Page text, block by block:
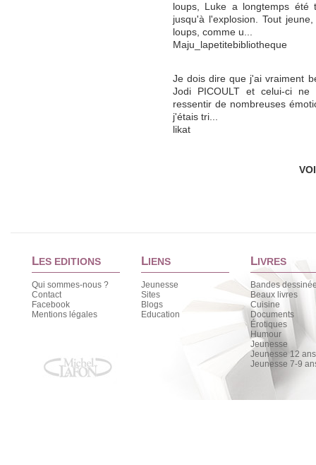
loups, Luke a longtemps été
jusqu'à l'explosion. Tout
loups, comme u...
Maju_lapetitebibliotheque
Je dois dire que j'ai vraiment
Jodi PICOULT et celui-ci
ressentir de nombreuses
j'étais tri...
likat
LES EDITIONS
Qui sommes-nous ?
Contact
Facebook
Mentions légales
LIENS
Jeunesse
Sites
Blogs
Education
LIVRES
Bandes
Beaux livres
Cuisine
Documents
Érotiques
Humour
Jeunesse
Jeunesse 12
Jeunesse 7-9